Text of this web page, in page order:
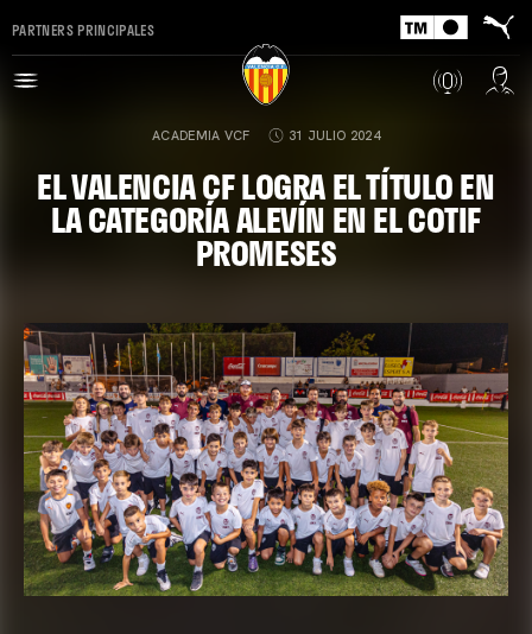
PARTNERS PRINCIPALES
ACADEMIA VCF 31 JULIO 2024
EL VALENCIA CF LOGRA EL TÍTULO EN
LA CATEGORÍA ALEVÍN EN EL COTIF
PROMESES